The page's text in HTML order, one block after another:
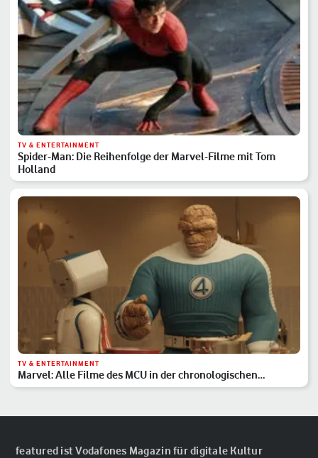
TV & ENTERTAINMENT
Spider-Man: Die Reihenfolge der Marvel-Filme mit Tom
Holland
TV & ENTERTAINMENT
Marvel: Alle Filme des MCU in der chronologischen
Reihenfolge
featured ist Vodafones Magazin für digitale Kultur